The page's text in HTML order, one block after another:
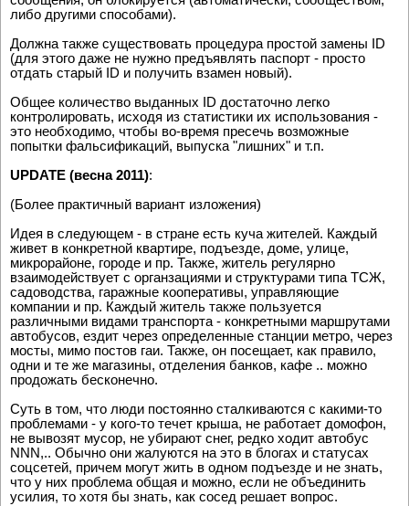
либо другими способами).
Должна также существовать процедура простой замены ID
(для этого даже не нужно предъявлять паспорт - просто
отдать старый ID и получить взамен новый).
Общее количество выданных ID достаточно легко
контролировать, исходя из статистики их использования -
это необходимо, чтобы во-время пресечь возможные
попытки фальсификаций, выпуска "лишних" и т.п.
UPDATE (весна 2011):
(Более практичный вариант изложения)
Идея в следующем - в стране есть куча жителей. Каждый
живет в конкретной квартире, подъезде, доме, улице,
микрорайоне, городе и пр. Также, житель регулярно
взаимодействует с органзациями и структурами типа ТСЖ,
садоводства, гаражные кооперативы, управляющие
компании и пр. Каждый житель также пользуется
различными видами транспорта - конкретными маршрутами
автобусов, ездит через определенные станции метро, через
мосты, мимо постов гаи. Также, он посещает, как правило,
одни и те же магазины, отделения банков, кафе .. можно
продожать бесконечно.
Суть в том, что люди постоянно сталкиваются с какими-то
проблемами - у кого-то течет крыша, не работает домофон,
не вывозят мусор, не убирают снег, редко ходит автобус
NNN,.. Обычно они жалуются на это в блогах и статусах
соцсетей, причем могут жить в одном подъезде и не знать,
что у них проблема общая и можно, если не объединить
усилия, то хотя бы знать, как сосед решает вопрос.